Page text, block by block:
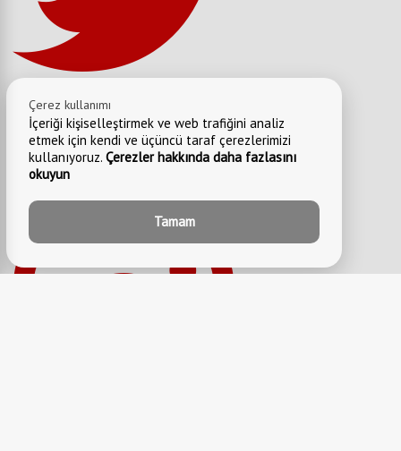
Çerez kullanımı
İçeriği kişiselleştirmek ve web trafiğini analiz
etmek için kendi ve üçüncü taraf çerezlerimizi
kullanıyoruz. Çerezler hakkında daha fazlasını
okuyun
Tamam